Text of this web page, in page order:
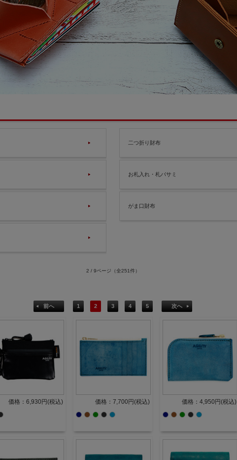
二つ折り財布
お札入れ・札バサミ
がま口財布
2 / 9ページ （全251件）
前へ 1 2 3 4 5 次へ
価格：6,930円(税込) 価格：7,700円(税込) 価格：4,950円(税込)